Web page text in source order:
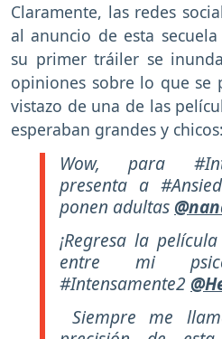
Claramente, las redes
al anuncio de esta
su primer tráiler se
opiniones sobre lo que se
vistazo de una de las
esperaban grandes y chicos:
Wow, para
presenta a
ponen adultas
¡Regresa la
entre mi
#Intensamente2
Siempre me